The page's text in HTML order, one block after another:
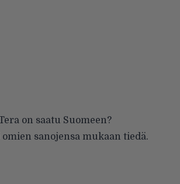
on saatu Suomeen?
sanojensa mukaan tiedä.